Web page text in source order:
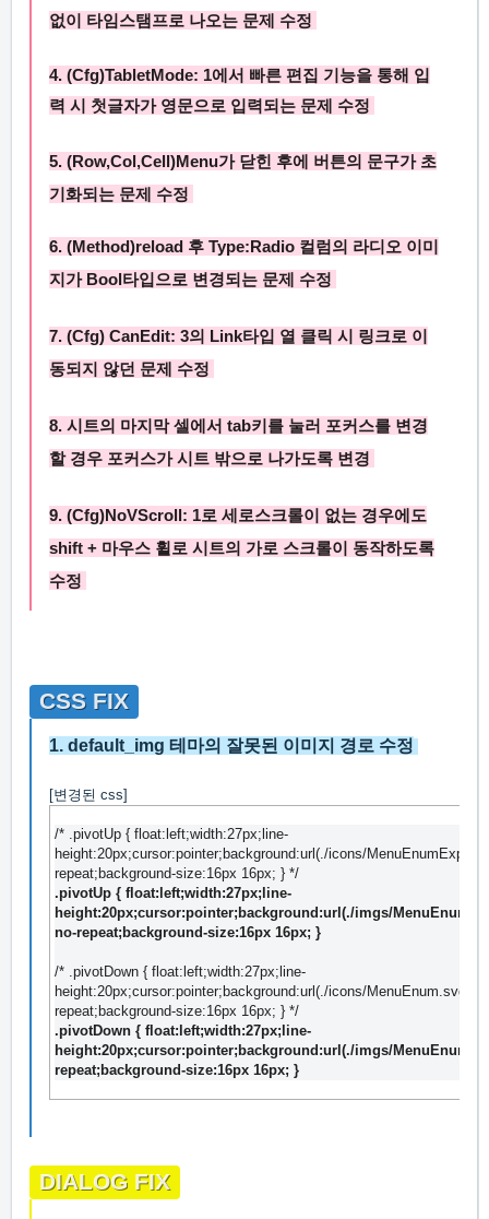
없이 타임스탬프로 나오는 문제 수정
4. (Cfg)TabletMode: 1에서 빠른 편집 기능을 통해 입
력 시 첫글자가 영문으로 입력되는 문제 수정
5. (Row,Col,Cell)Menu가 닫힌 후에 버튼의 문구가 초
기화되는 문제 수정
6. (Method)reload 후 Type:Radio 컬럼의 라디오 이미
지가 Bool타입으로 변경되는 문제 수정
7. (Cfg) CanEdit: 3의 Link타입 열 클릭 시 링크로 이
동되지 않던 문제 수정
8. 시트의 마지막 셀에서 tab키를 눌러 포커스를 변경
할 경우 포커스가 시트 밖으로 나가도록 변경
9. (Cfg)NoVScroll: 1로 세로스크롤이 없는 경우에도
shift + 마우스 휠로 시트의 가로 스크롤이 동작하도록
수정
CSS FIX
1. default_img 테마의 잘못된 이미지 경로 수정
[변경된 css]
/* .pivotUp { float:left;width:27px;line-
height:20px;cursor:pointer;background:url(./icons/
repeat;background-size:16px 16px; } */
.pivotUp { float: left;width:27px; line-
height:20px;cursor:pointer; background :url(./imgs/
no-repeat; background-size:16px 16px; }
/* .pivotDown { float:left;width:27px;line-
height:20px;cursor:pointer;background:url(./icons/MenuEnum.svg)
repeat;background-size:16px 16px; } */
.pivotDown { float: left;width:27px; line-
height:20px;cursor:pointer; background :url(./imgs/
repeat; background-size:16px 16px; }
DIALOG FIX